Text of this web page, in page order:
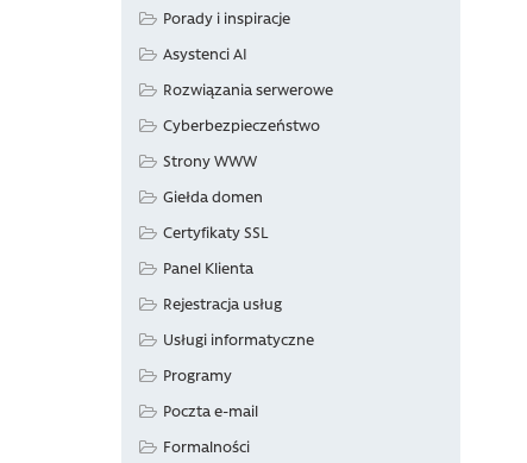
Porady i inspiracje
Asystenci AI
Rozwiązania serwerowe
Cyberbezpieczeństwo
Strony WWW
Giełda domen
Certyfikaty SSL
Panel Klienta
Rejestracja usług
Usługi informatyczne
Programy
Poczta e-mail
Formalności